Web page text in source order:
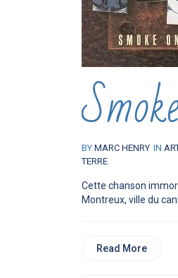
BY MARC HENRY IN
TERRE
Cette chanson
Montreux, ville du
Read More